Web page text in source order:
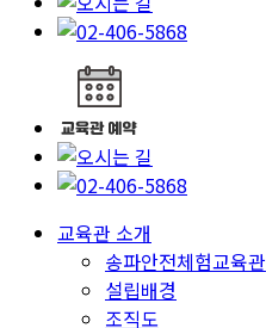
교육관 소개
송파안전체험교육관
설립배경
조직도